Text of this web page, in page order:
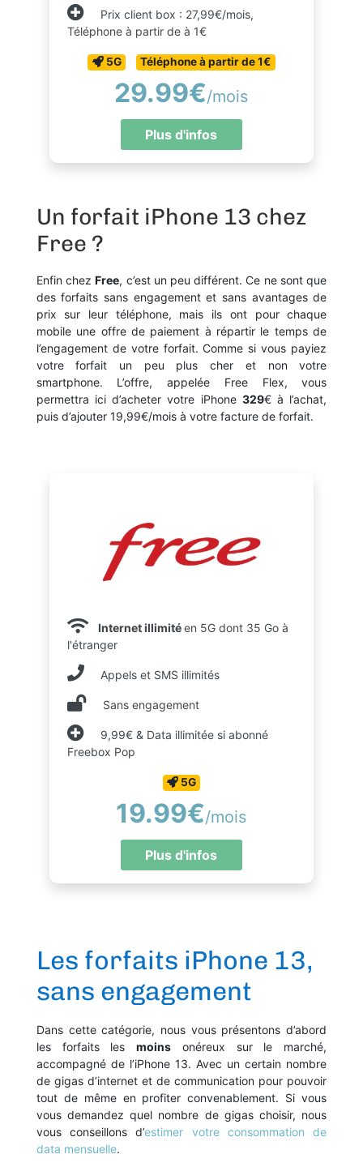
Prix client box : 27,99€/mois,
Téléphone à partir de à 1€
5G Téléphone à partir de 1€
29.99€/mois
Plus d'infos
Un forfait iPhone 13 chez
Free ?
Enfin chezFree, c’est un peu différent. Ce ne sont que
des forfaits sans engagement et sans avantages de
prix sur leur téléphone, mais ils ont pour chaque
mobile une offre de paiement à répartir le temps de
l’engagement de votre forfait. Comme si vous payiez
votre forfait un peu plus cher et non votre
smartphone. L’offre, appelée Free Flex, vous
permettra ici d’acheter votre iPhone 329€ à l’achat,
puis d’ajouter 19,99€/mois à votre facture de forfait.
Internet illimitéen 5G dont 35 Go à
l'étranger
Appels et SMS illimités
Sans engagement
9,99€ & Data illimitée si abonné
Freebox Pop
5G
19.99€/mois
Plus d'infos
Les forfaits iPhone 13,
sans engagement
Dans cette catégorie, nous vous présentons d’abord
les forfaits lesmoins onéreux sur le marché,
accompagné de l’iPhone 13. Avec un certain nombre
de gigas d’internet et de communication pour pouvoir
tout de même en profiter convenablement. Si vous
vous demandez quel nombre de gigas choisir, nous
vous conseillons d’estimer votre consommation de
data mensuelle.